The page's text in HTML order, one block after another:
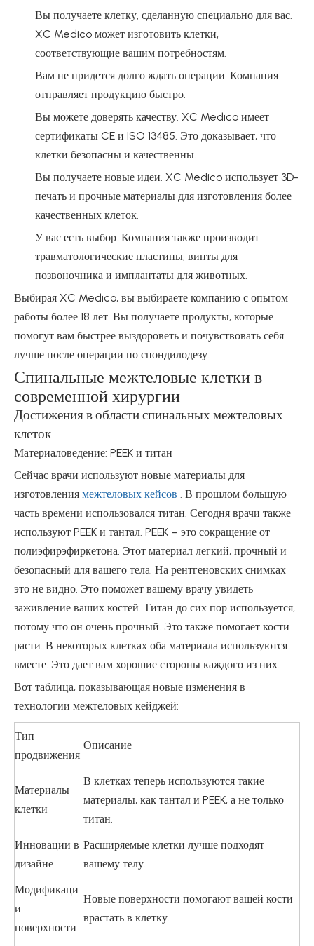
Вы получаете клетку, сделанную специально для вас.
XC Medico может изготовить клетки,
соответствующие вашим потребностям.
Вам не придется долго ждать операции. Компания
отправляет продукцию быстро.
Вы можете доверять качеству. XC Medico имеет
сертификаты CE и ISO 13485. Это доказывает, что
клетки безопасны и качественны.
Вы получаете новые идеи. XC Medico использует 3D-
печать и прочные материалы для изготовления более
качественных клеток.
У вас есть выбор. Компания также производит
травматологические пластины, винты для
позвоночника и имплантаты для животных.
Выбирая XC Medico, вы выбираете компанию с опытом
работы более 18 лет. Вы получаете продукты, которые
помогут вам быстрее выздороветь и почувствовать себя
лучше после операции по спондилодезу.
Спинальные межтеловые клетки в
современной хирургии
Достижения в области спинальных межтеловых
клеток
Материаловедение: PEEK и титан
Сейчас врачи используют новые материалы для
изготовления межтеловых кейсов . В прошлом большую
часть времени использовался титан. Сегодня врачи также
используют PEEK и тантал. PEEK – это сокращение от
полиэфирэфиркетона. Этот материал легкий, прочный и
безопасный для вашего тела. На рентгеновских снимках
это не видно. Это поможет вашему врачу увидеть
заживление ваших костей. Титан до сих пор используется,
потому что он очень прочный. Это также помогает кости
расти. В некоторых клетках оба материала используются
вместе. Это дает вам хорошие стороны каждого из них.
Вот таблица, показывающая новые изменения в
технологии межтеловых кейджей:
Тип
продвижения
Описание
Материалы
клетки
В клетках теперь используются такие
материалы, как тантал и PEEK, а не только
титан.
Инновации в
дизайне
Расширяемые клетки лучше подходят
вашему телу.
Модификаци
и
поверхности
Новые поверхности помогают вашей кости
врастать в клетку.